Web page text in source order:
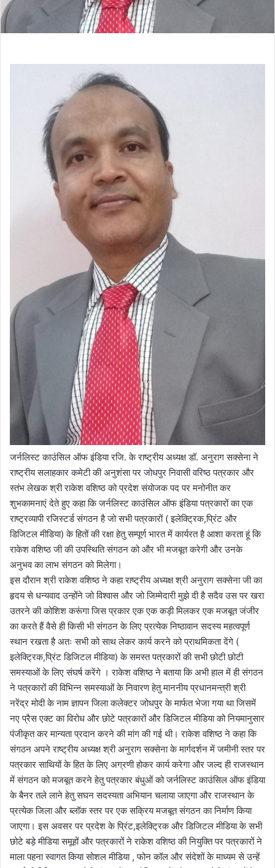
जर्नलिस्ट काउंसिल ऑफ इंडिया रजि. के राष्ट्रीय अध्यक्ष डॉ. अनुराग सक्सेना ने
राष्ट्रीय सलाहकार कमेटी की अनुशंसा पर जोधपुर निवासी वरिष्ठ पत्रकार और
स्तंभ लेखक श्री राकेश वशिष्ठ को प्रदेश संयोजक पद पर मनोनीत कर
शुभकामनाएं देते हुए कहा कि जर्नलिस्ट काउंसिल ऑफ इंडिया पत्रकारों का एक
राष्ट्रव्यापी रजिस्टर्ड संगठन है जो सभी पत्रकारों ( इलेक्ट्रिक,प्रिंट और
डिजिटल मीडिया) के हितों की रक्षा हेतु सम्पूर्ण भारत में कार्यरत है आशा करता हूं कि
राकेश वशिष्ठ जी की उपस्थिति संगठन को और भी मजबूत करेगी और उनके
अनुभव का लाभ संगठन को मिलेगा।
इस दौरान श्री राकेश वशिष्ठ ने कहा राष्ट्रीय अध्यक्ष श्री अनुराग सक्सेना जी का
हृदय से धन्यवाद उन्होंने जो विश्वास और जो जिम्मेदारी मुझे दी है सदैव उस पर खरा
उतरने की कोशिश करूंगा जिस प्रकार एक एक कड़ी मिलकर एक मजबूत जंजीर
का करते हैं वैसे ही किसी भी संगठन के लिए प्रत्येक निष्ठावान सदस्य महत्वपूर्ण
स्थान रखता है अतः सभी को साथ लेकर कार्य करने को प्राथमिकता देंगे (
इलेक्ट्रिक,प्रिंट डिजिटल मीडिया) के समस्त पत्रकारों की सभी छोटी छोटी
समस्याओं के लिए संघर्ष करेंगे । राकेश वशिष्ठ ने बताया कि अभी हाल में ही संगठन
ने पत्रकारों की विभिन्न समस्याओं के निवारण हेतु माननीय प्रधानमन्त्री श्री
नरेंद्र मोदी के नाम ज्ञापन जिला कलेक्टर जोधपुर के मार्फत भेजा गया था जिसमें
नए प्रैस एक्ट का विरोध और छोटे पत्रकारों और डिजिटल मीडिया को नियमानुसार
पंजीकृत कर मान्यता प्रदान करने की मांग की गई थी। राकेश वशिष्ठ ने कहा कि
संगठन अपने राष्ट्रीय अध्यक्ष श्री अनुराग सक्सेना के मार्गदर्शन में जमीनी स्तर पर
पत्रकार साथियों के हित के लिए अग्रणी होकर कार्य करेगा और जल्द ही राजस्थान
में संगठन को मजबूत करने हेतु पत्रकार बंधुओं को जर्नलिस्ट काउंसिल ऑफ इंडिया
के बैनर तले लाने हेतु सघन सदस्यता अभियान चलाया जाएगा और राजस्थान के
प्रत्येक जिला और ब्लॉक स्तर पर एक सक्रिय मजबूत संगठन का निर्माण किया
जाएगा। इस अवसर पर प्रदेश के प्रिंट,इलेक्ट्रिक और डिजिटल मीडिया के सभी
छोटे बड़े मीडिया समूहों और पत्रकारों ने राकेश वशिष्ठ की नियुक्ति पर पत्रकारों ने
माला पहना स्वागत किया सोशल मीडिया , फोन कॉल और संदेशों के माध्यम से उन्हें